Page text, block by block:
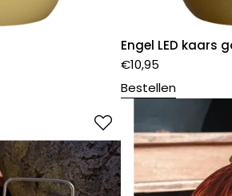
Engel LED kaars
€10,95
Bestellen